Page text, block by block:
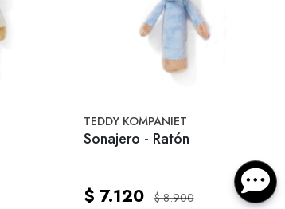
TEDDY KOMPANIET
Sonajero - Ratón
$ 7.120 $ 8.900